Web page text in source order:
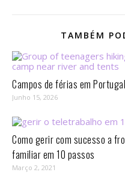
TAMBÉM
Campos de férias em Portugal
Junho 15, 2026
Como gerir com sucesso a
familiar em 10 passos⁣
Março 2, 2021